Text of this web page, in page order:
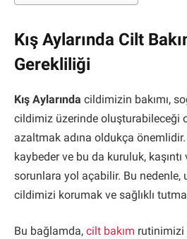
Kış Aylarında Cilt
Gerekliliği
Kış Aylarında cildimizin bakımı,
cildimiz üzerinde oluşturabileceği
azaltmak adına oldukça önemlidir.
kaybeder ve bu da kuruluk,
sorunlara yol açabilir. Bu nedenle,
cildimizi korumak ve sağlıklı
Bu bağlamda, cilt bakım rutinimizi